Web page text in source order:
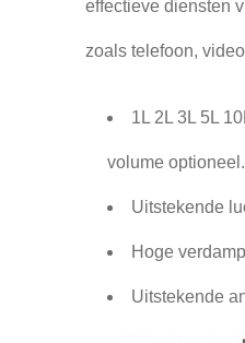
effectieve diensten
zoals telefoon,
1L 2L 3L 5L
volume optioneel.
Uitstekende
Hoge
Uitstekende